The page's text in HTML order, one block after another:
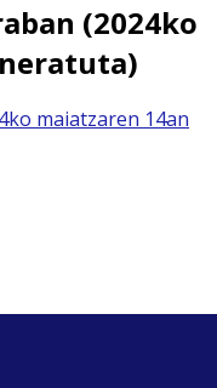
(2024ko
maiatzaren 14an